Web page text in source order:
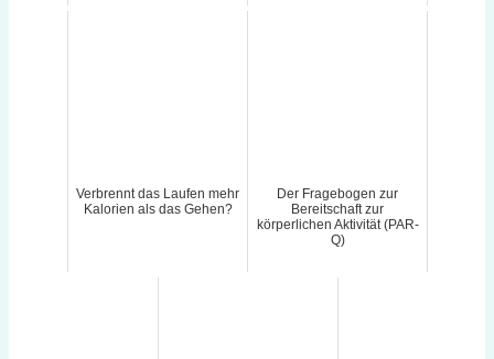
Verbrennt das Laufen mehr
Kalorien als das Gehen?
Der Fragebogen zur
Bereitschaft zur
körperlichen Aktivität (PAR-
Q)